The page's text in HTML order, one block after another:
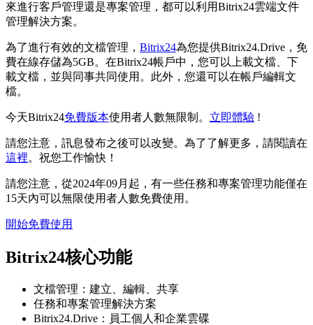
來進行客戶管理還是專案管理，都可以利用Bitrix24雲端文件
管理解決方案。
為了進行有效的文檔管理， Bitrix24為您提供Bitrix24.Drive，免
費在線存儲為5GB。在Bitrix24帳戶中，您可以上載文檔、下
載文檔，並與同事共同使用。此外，您還可以在帳戶編輯文
檔。
今天Bitrix24免費版本使用者人數無限制。 立即體驗 !
請您注意，訊息發布之後可以改變。為了了解更多，請閱讀在
這裡。祝您工作愉快！
請您注意，從2024年09月起，有一些任務和專案管理功能僅在
15天內可以無限使用者人數免費使用。
開始免費使用
Bitrix24核心功能
文檔管理：建立、編輯、共享
任務和專案管理解決方案
Bitrix24.Drive：員工個人和企業雲碟